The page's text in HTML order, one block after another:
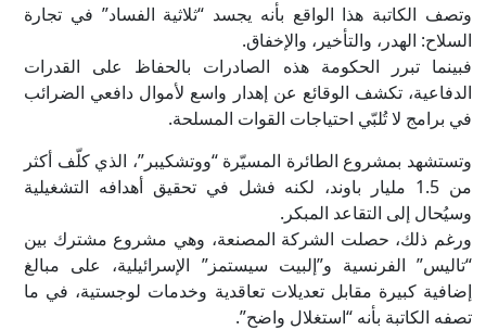
وتصف الكاتبة هذا الواقع بأنه يجسد “ثلاثية الفساد” في تجارة
السلاح: الهدر، والتأخير، والإخفاق.
فبينما تبرر الحكومة هذه الصادرات بالحفاظ على القدرات
الدفاعية، تكشف الوقائع عن إهدار واسع لأموال دافعي الضرائب
في برامج لا تُلبّي احتياجات القوات المسلحة.
وتستشهد بمشروع الطائرة المسيّرة “ووتشكيبر”، الذي كلّف أكثر
من 1.5 مليار باوند، لكنه فشل في تحقيق أهدافه التشغيلية
وسيُحال إلى التقاعد المبكر.
ورغم ذلك، حصلت الشركة المصنعة، وهي مشروع مشترك بين
“تاليس” الفرنسية و”إلبيت سيستمز” الإسرائيلية، على مبالغ
إضافية كبيرة مقابل تعديلات تعاقدية وخدمات لوجستية، في ما
تصفه الكاتبة بأنه “استغلال واضح”.